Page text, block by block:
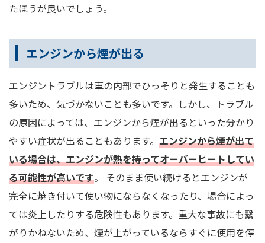
たほうが良いでしょう。
エンジンから煙が出る
エンジントラブルは車の内部でひっそりと発生することも
多いため、気づかないことも多いです。しかし、トラブル
の原因によっては、エンジンから煙が出るといった分かり
やすい症状が出ることもあります。 エンジンから煙が出て
いる場合は、エンジンが熱を持ってオーバーヒートしてい
る可能性が高いです。 そのまま使い続けるとエンジンが
完全に焼き付いて使い物にならなくなったり、場合によっ
ては炎上したりする危険性もあります。重大な事故にも繋
がりかねないため、煙が上がっているならすぐに使用を停